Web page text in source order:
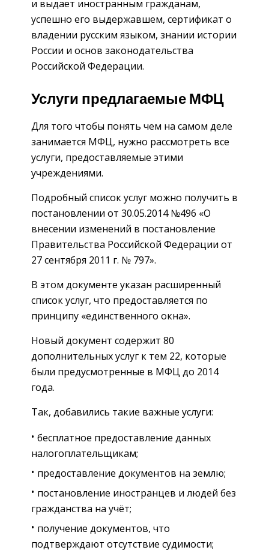
и выдает иностранным гражданам,
успешно его выдержавшем, сертификат о
владении русским языком, знании истории
России и основ законодательства
Российской Федерации.
Услуги предлагаемые МФЦ
Для того чтобы понять чем на самом деле
занимается МФЦ, нужно рассмотреть все
услуги, предоставляемые этими
учреждениями.
Подробный список услуг можно получить в
постановлении от 30.05.2014 №496 «О
внесении изменений в постановление
Правительства Российской Федерации от
27 сентября 2011 г. № 797».
В этом документе указан расширенный
список услуг, что предоставляется по
принципу «единственного окна».
Новый документ содержит 80
дополнительных услуг к тем 22, которые
были предусмотренные в МФЦ до 2014
года.
Так, добавились такие важные услуги:
бесплатное предоставление данных
налогоплательщикам;
предоставление документов на землю;
постановление иностранцев и людей без
гражданства на учёт;
получение документов, что
подтверждают отсутствие судимости;